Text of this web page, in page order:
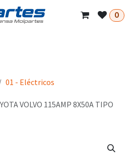
0
01 - Eléctricos
VOLVO 115AMP 8X50A TIPO